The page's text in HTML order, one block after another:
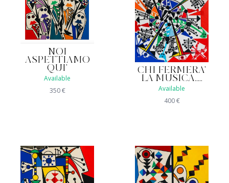
NOI
ASPETTIAMO
QUI'
Available
350€
CHI FERMERA'
LA MUSICA.....
Available
400€